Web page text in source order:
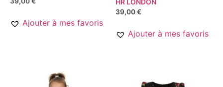
Ajouter à mes favoris
39,00€
Ajouter à mes favoris